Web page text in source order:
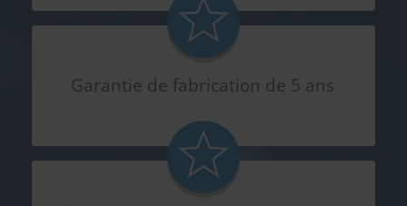
Garantie de fabrication de 5 ans